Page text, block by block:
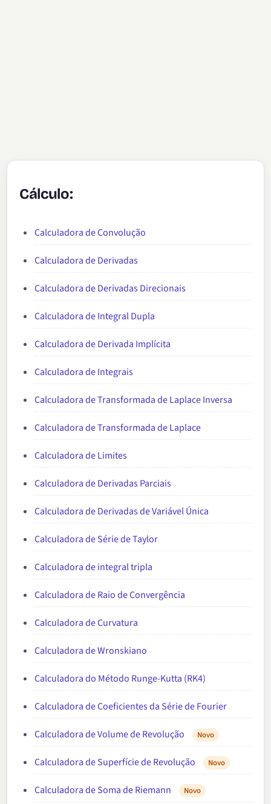
Cálculo:
Calculadora de Convolução
Calculadora de Derivadas
Calculadora de Derivadas Direcionais
Calculadora de Integral Dupla
Calculadora de Derivada Implícita
Calculadora de Integrais
Calculadora de Transformada de Laplace Inversa
Calculadora de Transformada de Laplace
Calculadora de Limites
Calculadora de Derivadas Parciais
Calculadora de Derivadas de Variável Única
Calculadora de Série de Taylor
Calculadora de integral tripla
Calculadora de Raio de Convergência
Calculadora de Curvatura
Calculadora de Wronskiano
Calculadora do Método Runge-Kutta (RK4)
Calculadora de Coeficientes da Série de Fourier
Calculadora de Volume de Revolução Novo
Calculadora de Superfície de Revolução Novo
Calculadora de Soma de Riemann Novo